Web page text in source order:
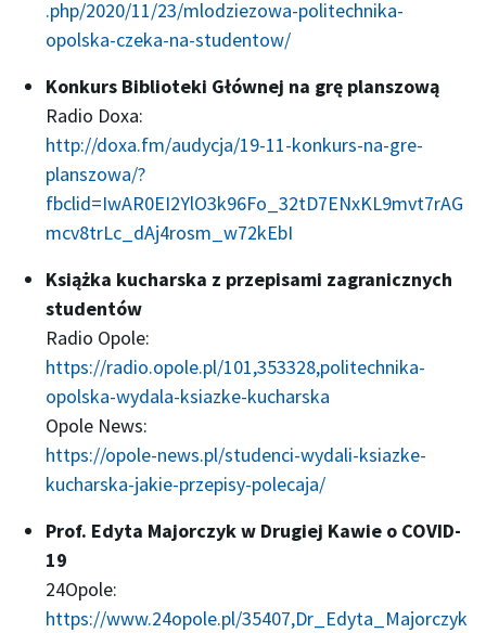
.php/2020/11/23/mlodziezowa-politechnika-
opolska-czeka-na-studentow/
Konkurs Biblioteki Głównej na grę planszową
Radio Doxa:
http://doxa.fm/audycja/19-11-konkurs-na-gre-
planszowa/?
fbclid=IwAR0EI2YlO3k96Fo_32tD7ENxKL9mvt7rAG
mcv8trLc_dAj4rosm_w72kEbI
Książka kucharska z przepisami zagranicznych
studentów
Radio Opole:
https://radio.opole.pl/101,353328,politechnika-
opolska-wydala-ksiazke-kucharska
Opole News:
https://opole-news.pl/studenci-wydali-ksiazke-
kucharska-jakie-przepisy-polecaja/
Prof. Edyta Majorczyk w Drugiej Kawie o COVID-
19
24Opole:
https://www.24opole.pl/35407,Dr_Edyta_Majorczyk